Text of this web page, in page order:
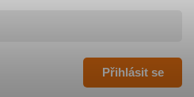
Přihlásit se